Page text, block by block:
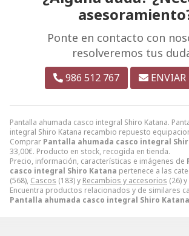
Pantalla ahumada casco integral Shiro Katana.
integral Shiro Katana recambio repuesto
Comprar Pantalla ahumada casco integral
33,00€. Producto en stock, recogida en tienda.
Precio, información, características e imágenes de
casco integral Shiro Katana pertenece a las
(568), Cascos (183) y Recambios y accesorios (26)
Encuentra productos relacionados y de similares
Pantalla ahumada casco integral Shiro Katana
Ponte en contacto con
resolveremos tus
986 512 767